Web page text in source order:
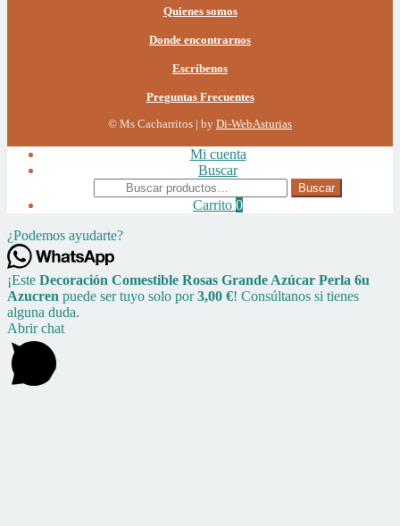
Quienes somos
Donde encontrarnos
Escríbenos
Preguntas Frecuentes
© Ms Cacharritos | by Di-WebAsturias
Mi cuenta
Buscar
Buscar
por:
Buscar
Carrito 0
¿Podemos ayudarte?
¡Este Decoración Comestible Rosas Grande Azúcar Perla 6u
Azucren puede ser tuyo solo por3,00 €! Consúltanos si tienes
alguna duda.
Abrir chat